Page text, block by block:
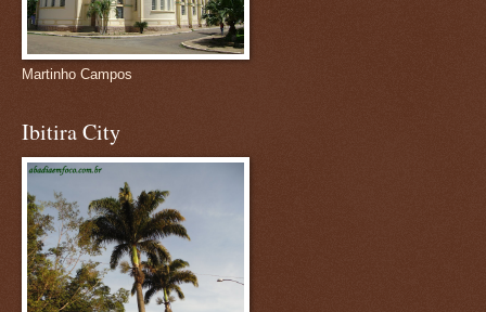
Martinho Campos
Ibitira City